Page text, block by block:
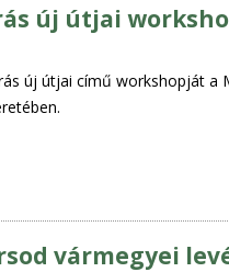
új útjai
új útjai című workshopját a
vármegyei